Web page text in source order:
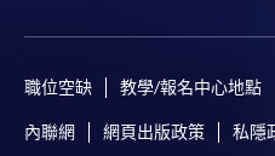
職位空缺 教學/報名中心地點
內聯網 網頁出版政策 私隱